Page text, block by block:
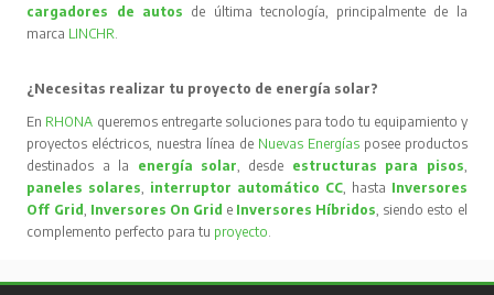
cargadores de autos de última tecnología, principalmente de la
marca LINCHR.
¿Necesitas realizar tu proyecto de energía solar?
En RHONA queremos entregarte soluciones para todo tu equipamiento y
proyectos eléctricos, nuestra línea de Nuevas Energíasposee productos
destinados a la energía solar, desde estructuras para pisos,
paneles solares, interruptor automático CC, hasta Inversores
Off Grid, Inversores On Grid e Inversores Híbridos, siendo esto el
complemento perfecto para tu proyecto.